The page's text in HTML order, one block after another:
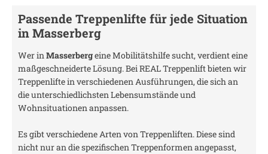
Passende Treppenlifte für jede Situation
inMasserberg
Wer inMasserbergeine Mobilitätshilfe sucht, verdient eine
maßgeschneiderte Lösung. Bei REAL Treppenlift bieten wir
Treppenlifte in verschiedenen Ausführungen, die sich an
die unterschiedlichsten Lebensumstände und
Wohnsituationen anpassen.
Es gibt verschiedene Arten von Treppenliften. Diese sind
nicht nur an die spezifischen Treppenformen angepasst,